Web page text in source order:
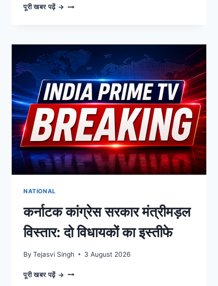
पूरी खबर पढ़ें → RAJASTHAN
थाना
में
आने
वाली
शिकायत
के
निस्तारण
की
अब
नई
एसओपी
.
NATIONAL
कर्नाटक कांग्रेस सरकार मंत्रीमड़ल
विस्तार: दो विधायकों का इस्तीफे
By Tejasvi Singh 3 August 2026
पूरी खबर पढ़ें → कर्नाटक